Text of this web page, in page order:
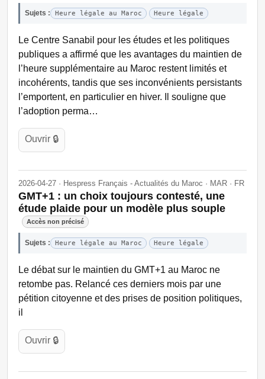
Sujets : Heure légale au Maroc Heure légale
Le Centre Sanabil pour les études et les politiques
publiques a affirmé que les avantages du maintien de
l’heure supplémentaire au Maroc restent limités et
incohérents, tandis que ses inconvénients persistants
l’emportent, en particulier en hiver. Il souligne que
l’adoption perma…
Ouvrir 🔒
2026-04-27 · Hespress Français - Actualités du Maroc · MAR · FR
GMT+1 : un choix toujours contesté, une
étude plaide pour un modèle plus souple
Accès non précisé
Sujets : Heure légale au Maroc Heure légale
Le débat sur le maintien du GMT+1 au Maroc ne
retombe pas. Relancé ces derniers mois par une
pétition citoyenne et des prises de position politiques,
il
Ouvrir 🔒